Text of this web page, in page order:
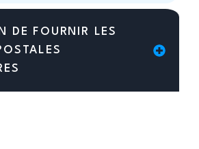
DE FOURNIR LES